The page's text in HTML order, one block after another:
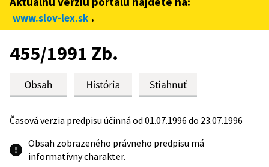
domény webového sídla.
www.slov-lex.sk .
Preskoč na obsah
455/1991 Zb.
Časová verzia predpisu účinná od 01.07.1996 do 23.07.1996
Obsah zobrazeného právneho predpisu má
informatívny charakter.